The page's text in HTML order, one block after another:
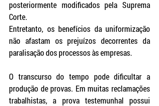
posteriormente modificados pela Suprema
Corte.
Entretanto, os benefícios da uniformização
não afastam os prejuízos decorrentes da
paralisação dos processos às empresas.
O transcurso do tempo pode dificultar a
produção de provas. Em muitas reclamações
trabalhistas, a prova testemunhal possui